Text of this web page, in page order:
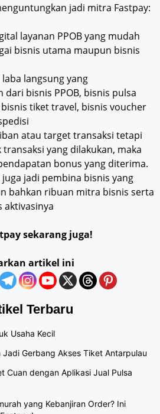
jadi mitra Fastpay:
layanan PPOB yang mudah
bisnis utama maupun bisnis
langsung yang
dari bisnis PPOB, bisnis pulsa
tiket travel, bisnis voucher
atau target transaksi tetapi
yang dilakukan, maka
bonus yang diterima.
jadi pembina bisnis yang
bahkan ribuan mitra bisnis serta
aktivasinya
sekarang juga!
artikel ini
Terbaru
Usaha Kecil
Gerbang Akses Tiket Antarpulau
Cuan dengan Aplikasi Jual Pulsa
yang Kebanjiran Order? Ini